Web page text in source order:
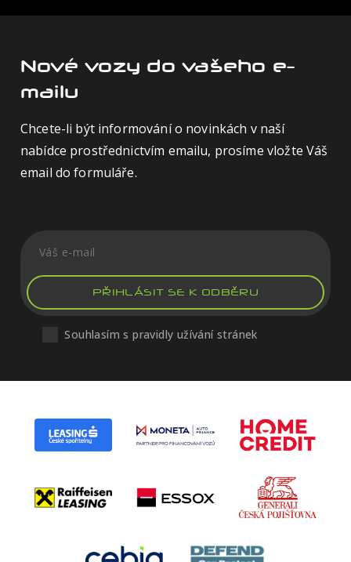
Nové vozy do vašeho e-
mailu
Chcete-li být informování o novinkách v naší
nabídce prostřednictvím emailu, prosíme vložte Váš
email do formuláře.
PŘIHLÁSIT SE K ODBĚRU
Souhlasím s pravidly užívání stránek